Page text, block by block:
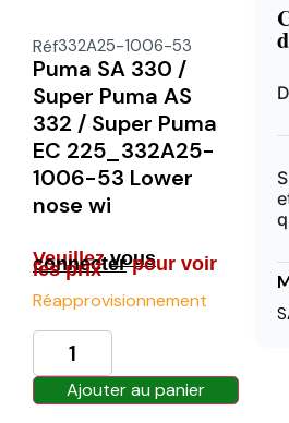
Réf332A25-1006-53
Puma SA 330 /
Super Puma AS
332 / Super Puma
EC 225_332A25-
1006-53 Lower
nose wi
Veuillezvous
connecterpour voir
les prix
Réapprovisionnement
Ajouter au panier